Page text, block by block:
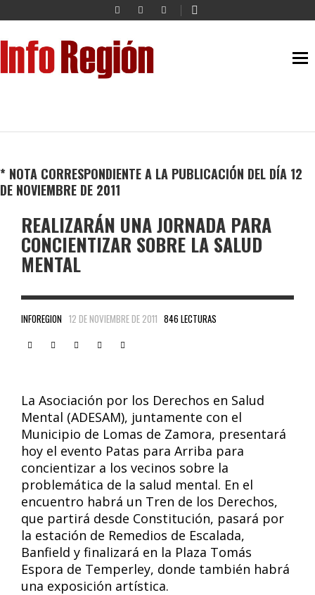
* NOTA CORRESPONDIENTE A LA PUBLICACIÓN DEL DÍA 12
DE NOVIEMBRE DE 2011
REALIZARÁN UNA JORNADA PARA
CONCIENTIZAR SOBRE LA SALUD
MENTAL
INFOREGION 12 DE NOVIEMBRE DE 2011 846 LECTURAS
La Asociación por los Derechos en Salud
Mental (ADESAM), juntamente con el
Municipio de Lomas de Zamora, presentará
hoy el evento Patas para Arriba para
concientizar a los vecinos sobre la
problemática de la salud mental. En el
encuentro habrá un Tren de los Derechos,
que partirá desde Constitución, pasará por
la estación de Remedios de Escalada,
Banfield y finalizará en la Plaza Tomás
Espora de Temperley, donde también habrá
una exposición artística.